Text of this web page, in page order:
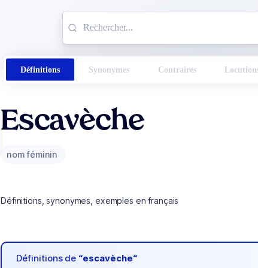
Définitions Synonymes Contraires
Escavèche
nom féminin
Définitions, synonymes, exemples en français
Définitions de “escavèche“